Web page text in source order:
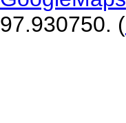
97.930750. (